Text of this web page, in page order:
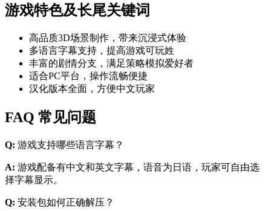
游戏特色及长尾关键词
高品质3D场景制作，带来沉浸式体验
多语言字幕支持，提高游戏可玩姓
丰富的剧情分支，满足策略模拟爱好者
适合PC平台，操作流畅便捷
汉化版本全面，方便中文玩家
FAQ 常见问题
Q: 游戏支持哪些语言字幕？
A: 游戏配备有中文和英文字幕，语音为日语，玩家可自由选
择字幕显示。
Q: 安装包如何正确解压？